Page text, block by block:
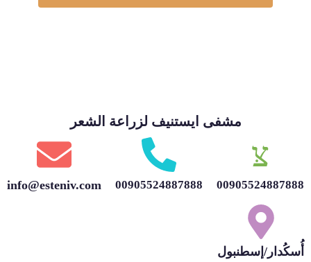
مشفى ايستنيف لزراعة الشعر
00905524887888
00905524887888
info@esteniv.com
أُسكُدار/إسطنبول